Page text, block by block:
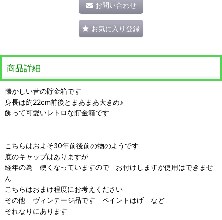
お問い合わせ
お気に入り登録
商品詳細
懐かしい昔の貯金箱です
身長は約22cm前後とまあまあ大きめ♪
飾って可愛いレトロな貯金箱です
こちらはおよそ30年前後前の物のようです
底のキャップはありますが
経年の為 硬くなっていますので お付けしますが使用はできませ
ん
こちらはおまけ程度にお考えください
その他 ヴィンテージ品です ペイントはげ など
それなりにあります